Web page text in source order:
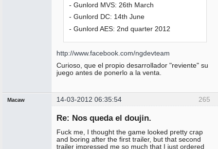
- Gunlord MVS: 26th March
- Gunlord DC: 14th June
- Gunlord AES: 2nd quarter 2012
http://www.facebook.com/ngdevteam
Curioso, que el propio desarrollador "reviente" su
juego antes de ponerlo a la venta.
265
Macaw 14-03-2012 06:35:54
Re: Nos queda el doujin.
Fuck me, I thought the game looked pretty crap
and boring after the first trailer, but that second
trailer impressed me so much that I just ordered